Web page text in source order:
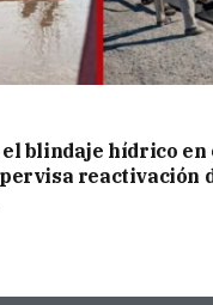
blindaje hídrico en
reactivación